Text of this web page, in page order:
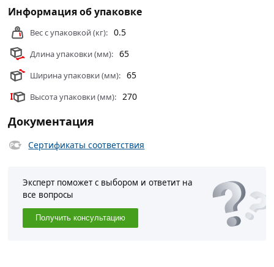
несколько слоёв до достижения требуемой
интенсивности цвета.
Условия доставки и цены на товар Морилка неводная
Новбытхим мореный дуб 0.5 л 1798 из категории
Морилкидействительны в Москве и области.
Информация об упаковке
Вес с упаковкой (кг): 0.5
Длина упаковки (мм): 65
Ширина упаковки (мм): 65
Высота упаковки (мм): 270
Документация
Сертификаты соответствия
Эксперт поможет с выбором и ответит на
все вопросы
Получить консультацию